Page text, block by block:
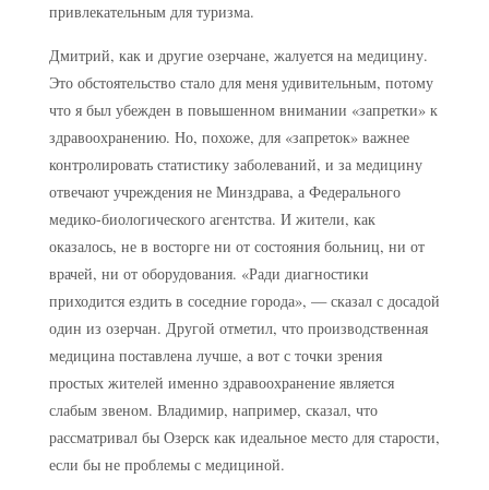
привлекательным для туризма.
Дмитрий, как и другие озерчане, жалуется на медицину.
Это обстоятельство стало для меня удивительным, потому
что я был убежден в повышенном внимании «запретки» к
здравоохранению. Но, похоже, для «запреток» важнее
контролировать статистику заболеваний, и за медицину
отвечают учреждения не Минздрава, а Федерального
медико-биологического агeнтcтва. И жители, как
оказалось, не в восторге ни от состояния больниц, ни от
врачей, ни от оборудования. «Ради диагностики
приходится ездить в соседние города», — сказал с досадой
один из озерчан. Другой отметил, что производственная
медицина поставлена лучше, а вот с точки зрения
простых жителей именно здравоохранение является
слабым звеном. Владимир, например, сказал, что
рассматривал бы Озерск как идеальное место для старости,
если бы не проблемы с медициной.